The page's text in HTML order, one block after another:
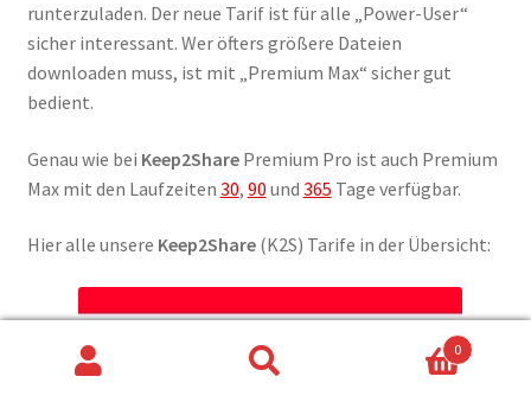
runterzuladen. Der neue Tarif ist für alle „Power-User“
sicher interessant. Wer öfters größere Dateien
downloaden muss, ist mit „Premium Max“ sicher gut
bedient.
Genau wie bei Keep2SharePremium Pro ist auch Premium
Max mit den Laufzeiten 30, 90 und 365 Tage verfügbar.
Hier alle unsere Keep2Share(K2S) Tarife in der Übersicht:
0